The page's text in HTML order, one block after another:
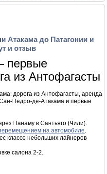
Атакама до Патагонии и
и отзыв
первые
из Антофагасты
дорога из Антофагасты, аренда
Педро-де-Атакама и первые
Панаму в Сантьяго (Чили).
на автомобиле.
классе небольших лайнеров
салона 2-2.